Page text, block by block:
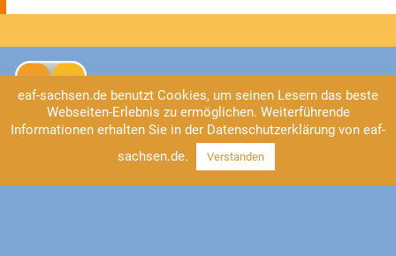
eaf-sachsen.de benutzt Cookies, um seinen Lesern das beste
Webseiten-Erlebnis zu ermöglichen. Weiterführende
Informationen erhalten Sie in der Datenschutzerklärung von eaf-
sachsen.de.
Verstanden